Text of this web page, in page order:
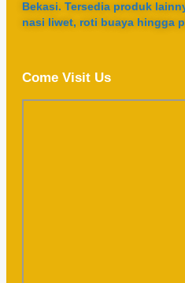
Bekasi. Tersedia produk
nasi liwet, roti buaya hingga
Come Visit Us